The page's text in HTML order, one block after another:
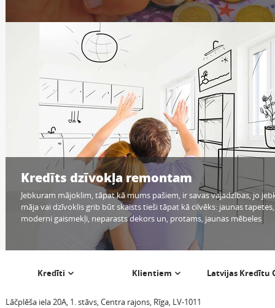
Kredīts dzīvokļa remontam
Jebkuram mājoklim, tāpat kā mums pašiem, ir savas vajadzības, jo
māja vai dzīvoklis grib būt skaists tieši tāpat kā cilvēks: jaunas tapetes,
moderni gaismekļi, neparasts dekors un, protams, jaunas mēbeles
Kredīti Klientiem Latvijas Kredītu
Lāčplēša iela 20A, 1. stāvs, Centra rajons, Rīga, LV-1011